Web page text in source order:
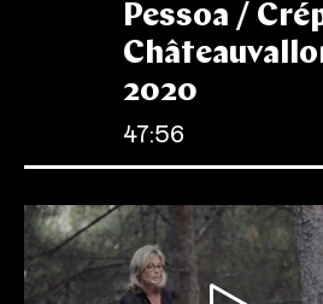
Pessoa /
2020
47:56